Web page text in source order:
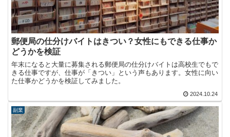
郵便局の仕分けバイトはきつい？女性にもできる仕事か
どうかを検証
年末になると大量に募集される郵便局の仕分けバイトは高校生でもで
きる仕事ですが、仕事が「きつい」という声もあります。女性に向い
た仕事かどうかを検証してみました。
2024.10.24
副業